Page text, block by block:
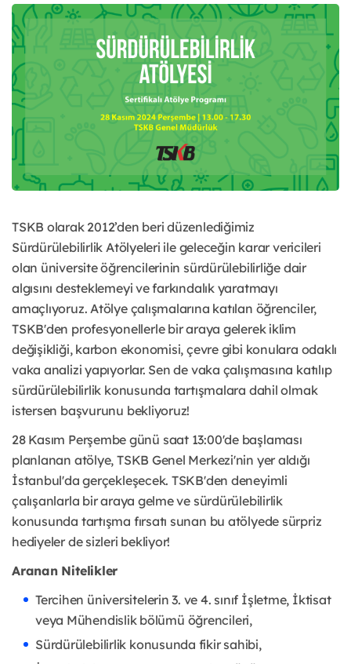
TSKB olarak 2012’den beri düzenlediğimiz
Sürdürülebilirlik Atölyeleri ile geleceğin karar vericileri
olan üniversite öğrencilerinin sürdürülebilirliğe dair
algısını desteklemeyi ve farkındalık yaratmayı
amaçlıyoruz. Atölye çalışmalarına katılan öğrenciler,
TSKB'den profesyonellerle bir araya gelerek iklim
değişikliği, karbon ekonomisi, çevre gibi konulara odaklı
vaka analizi yapıyorlar. Sen de vaka çalışmasına katılıp
sürdürülebilirlik konusunda tartışmalara dahil olmak
istersen başvurunu bekliyoruz!
28 Kasım Perşembe günü saat 13:00'de başlaması
planlanan atölye, TSKB Genel Merkezi'nin yer aldığı
İstanbul'da gerçekleşecek. TSKB'den deneyimli
çalışanlarla bir araya gelme ve sürdürülebilirlik
konusunda tartışma fırsatı sunan bu atölyede sürpriz
hediyeler de sizleri bekliyor!
Aranan Nitelikler
Tercihen üniversitelerin 3. ve 4. sınıf İşletme, İktisat
veya Mühendislik bölümü öğrencileri,
Sürdürülebilirlik konusunda fikir sahibi,